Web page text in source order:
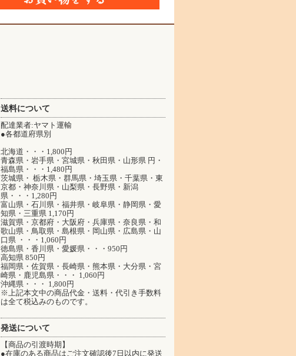
送料について
配達業者:ヤマト運輸
●各都道府県別
北海道・・・1,800円
青森県・岩手県・宮城県・秋田県・山形県 円・
福島県・・・1,480円
茨城県・ 栃木県・群馬県・埼玉県・千葉県・東
京都・神奈川県・山梨県・長野県・新潟
県・・・1,280円
富山県・石川県・福井県・岐阜県・静岡県・愛
知県・三重県 1,170円
滋賀県・京都府・大阪府・兵庫県・奈良県・和
歌山県・鳥取県・島根県・岡山県・広島県・山
口県 ・・・1,060円
徳島県・香川県・愛媛県・・・950円
高知県 850円
福岡県・佐賀県・長崎県・熊本県・大分県・宮
崎県・鹿児島県・・・ 1,060円
沖縄県・・・ 1,800円
※上記本文中の商品代金・送料・代引き手数料
は全て税込みのものです。
発送について
【商品の引渡時期】
●在庫のある商品はご注文確認後7日以内に発送